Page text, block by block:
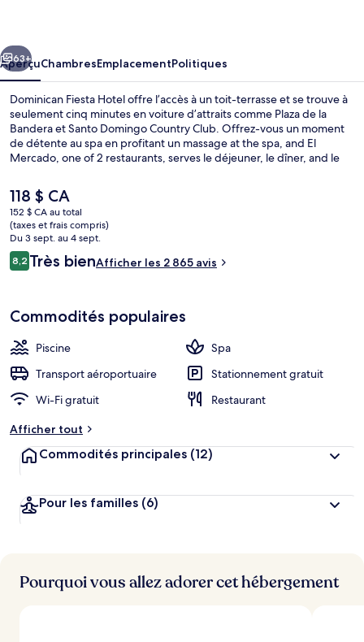
Suivant
63+
AperçuChambresEmplacementPolitiques
Dominican Fiesta Hotel offre l’accès à un toit-terrasse et se trouve à
seulement cinq minutes en voiture d’attraits comme Plaza de la
Bandera et Santo Domingo Country Club. Offrez-vous un moment
de détente au spa en profitant un massage at the spa, and El
Mercado, one of 2 restaurants, serves le déjeuner, le dîner, and le
extérieures, un bar attenant à la piscine et un centre
d’entraînement. Les autres voyageurs apprécient vraiment le
personnel serviable et le déjeuner.
Le
prix
actuel
est
de 118 $ CA
118 $ CA
152 $ CA au total
(taxes et frais compris)
Du 3 sept. au 4 sept.
Avis
8,28,2 sur 10 –
Très bienAfficher les 2 865 avis
Commodités populaires
Piscine
Spa
Transport aéroportuaire
Stationnement gratuit
Wi-Fi gratuit
Restaurant
Afficher tout
Commodités principales (12)
Pour les familles (6)
Pourquoi vous allez adorer cet hébergement